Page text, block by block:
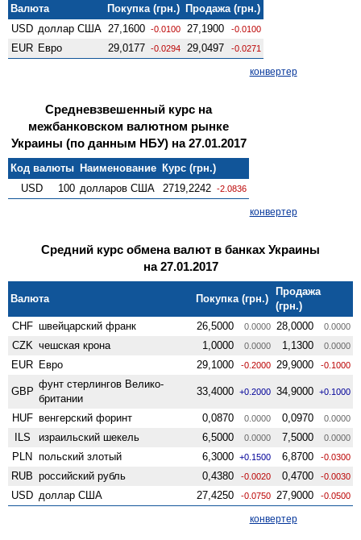
Валюта Покупка (грн.) Продажа (грн.)
USD доллар США 27,1600 -0.0100 27,1900 -0.0100
EUR Евро 29,0177 -0.0294 29,0497 -0.0271
конвертер
Средневзвешенный курс на
межбанковском валютном рынке
Украины (по данным НБУ) на 27.01.2017
Код валюты Наименование Курс (грн.)
USD
100 долларов США 2719,2242 -2.0836
конвертер
Средний курс обмена валют в банках Украины
на 27.01.2017
Валюта Покупка (грн.)
Продажа
(грн.)
CHF швейцарский франк 26,5000 0.0000 28,0000 0.0000
CZK чешская крона 1,0000 0.0000 1,1300 0.0000
EUR Евро 29,1000 -0.2000 29,9000 -0.1000
GBP
фунт стерлингов Велико­
британии
33,4000 +0.2000 34,9000 +0.1000
HUF венгерский форинт 0,0870 0.0000 0,0970 0.0000
ILS израильский шекель 6,5000 0.0000 7,5000 0.0000
PLN польский злотый 6,3000 +0.1500 6,8700 -0.0300
RUB российский рубль 0,4380 -0.0020 0,4700 -0.0030
USD доллар США 27,4250 -0.0750 27,9000 -0.0500
конвертер